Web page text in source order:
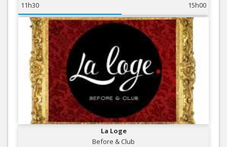
11h30
15h00
La Loge
Before & Club